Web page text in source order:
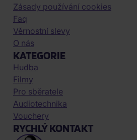
Zásady používání cookies
Faq
Věrnostní slevy
O nás
KATEGORIE
Hudba
Filmy
Pro sběratele
Audiotechnika
Vouchery
RYCHLÝ KONTAKT